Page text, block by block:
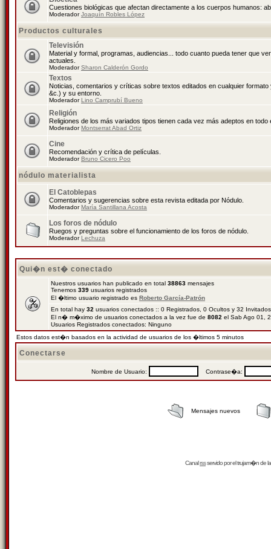
Cuestiones biológicas que afectan directamente a los cuerpos humanos:
ModeradorJoaquín Robles López
Productos culturales
Televisión
Material y formal, programas, audiencias... todo cuanto pueda tener que
actuales.
ModeradorSharon Calderón Gordo
Textos
Noticias, comentarios y críticas sobre textos editados en cualquier
&c.) y su entorno.
ModeradorLino Camprubí Bueno
Religión
Religiones de los más variados tipos tienen cada vez más adeptos en todo
ModeradorMontserrat Abad Ortiz
Cine
Recomendación y crítica de películas.
ModeradorBruno Cicero Poo
nódulo materialista
El Catoblepas
Comentarios y sugerencias sobre esta revista editada por Nódulo.
ModeradorMaría Santillana Acosta
Los foros de nódulo
Ruegos y preguntas sobre el funcionamiento de los foros de nódulo.
ModeradorLechuza
Qui�n est� conectado
Nuestros usuarios han publicado en total 38863 mensajes
Tenemos 339 usuarios registrados
El �ltimo usuario registrado es Roberto García-Patrón
En total hay 32 usuarios conectados :: 0 Registrados, 0 Ocultos y 32
El n� m�ximo de usuarios conectados a la vez fue de 8082 el Sab Ago 01,
Usuarios Registrados conectados: Ninguno
Estos datos est�n basados en la actividad de usuarios de los �ltimos 5 minutos
Conectarse
Nombre de Usuario: Contrase�a:
Mensajes nuevos
Canalrssservido por eltrujam�nde